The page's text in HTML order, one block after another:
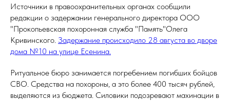
Источники в правоохранительных органах сообщили
редакции о задержании генерального директора ООО
"Прокопьевская похоронная служба "Память"Олега
Кривинского. Задержание происходило 28 августа во дворе
дома №10 на улице Есенина.
Ритуальное бюро занимается погребением погибших бойцов
СВО. Средства на похороны, а это более 400 тысяч рублей,
выделяются из бюджета. Силовики подозревают махинации в